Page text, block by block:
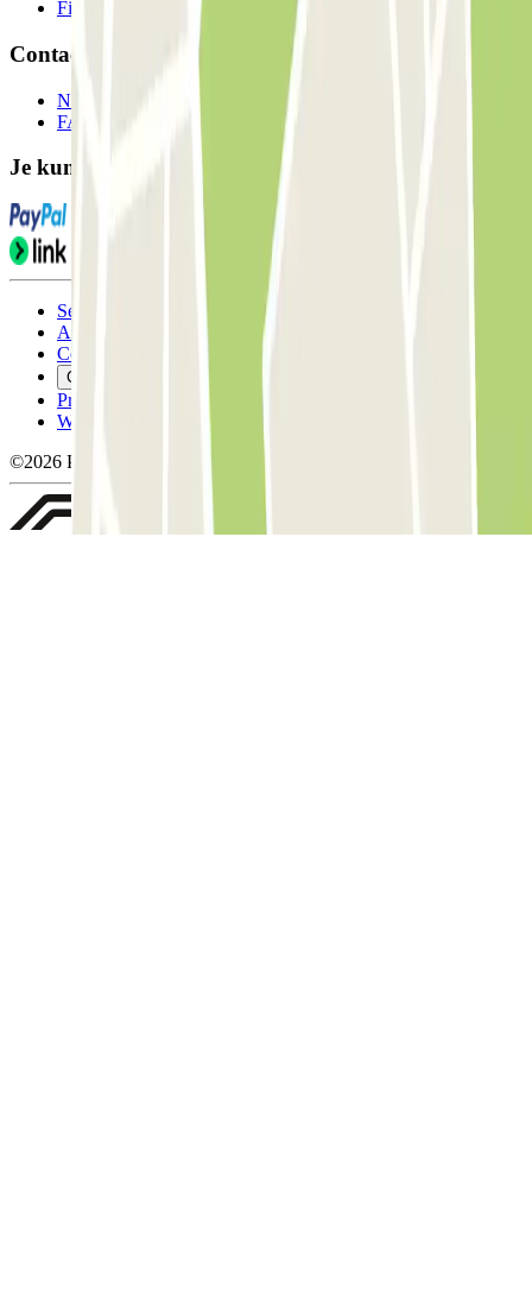
Filialen
Contact
Neem contact met ons op
FAQ
Je kunt deze betaalmethoden gebruiken:
Servicevoorwaarden
Annuleringsvoorwaarden
Cookiebeleid
Cookies beheren
Privacybeleid
Whistleblowing
©2026 Parclick. All rights reserved